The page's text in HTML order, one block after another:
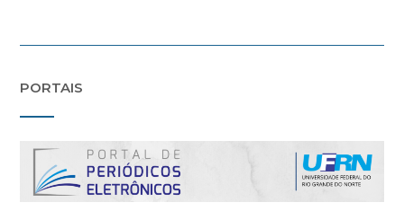
PORTAIS